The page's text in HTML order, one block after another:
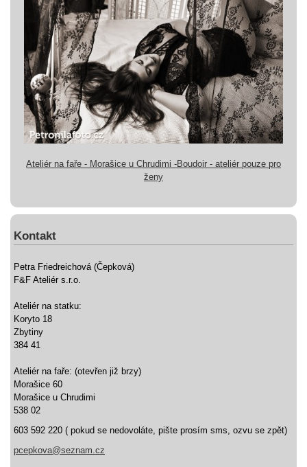
Ateliér na faře - Morašice u Chrudimi -Boudoir - ateliér pouze pro
ženy
Kontakt
Petra Friedreichová (Čepková)
F&F Ateliér s.r.o.
Ateliér na statku:
Koryto 18
Zbytiny
384 41
Ateliér na faře: (otevřen již brzy)
Morašice 60
Morašice u Chrudimi
538 02
603 592 220 ( pokud se nedovoláte, pište prosím sms, ozvu se zpět)
pcepkova@seznam.cz